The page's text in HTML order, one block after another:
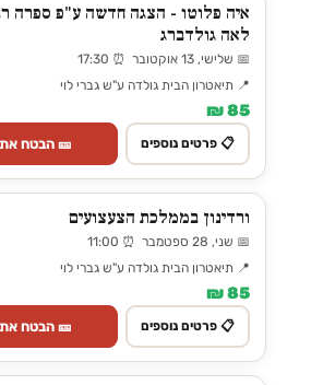
איה פלוטו - הצגה חדשה ע"פ ספרה
לאה גולדברג
📅 שלישי, 13 אוקטובר ⏰ 17:30
📍 תיאטרון הבית גולדה ע"ש גברי לוי
85 ₪
📋 פרטים נוספים 🎫 הבטח
ורדינון בממלכת הצעצועים
📅 שני, 28 ספטמבר ⏰ 11:00
📍 תיאטרון הבית גולדה ע"ש גברי לוי
85 ₪
📋 פרטים נוספים 🎫 הבטח